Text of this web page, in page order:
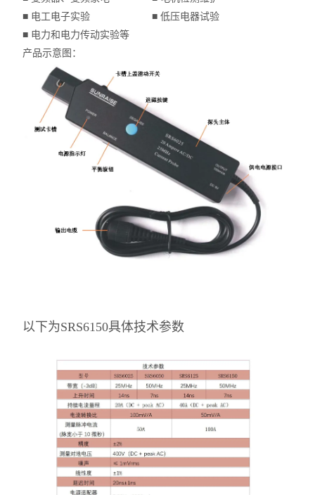
■ 电工电子实验 ■ 低压电器试验
■ 电力和电力传动实验等
产品示意图：
以下为SRS6150具体技术参数